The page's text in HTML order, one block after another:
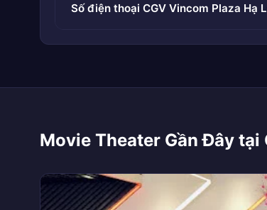
Số điện thoại CGV Vincom Plaza Hạ
Movie Theater Gần Đây tại